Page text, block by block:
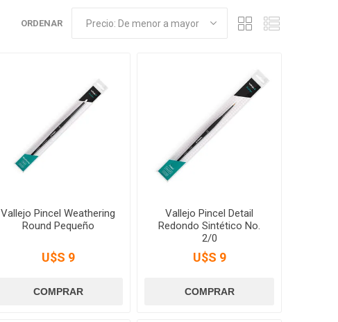
ORDENAR
Vallejo Pincel Weathering
Round Pequeño
U$S 9
Vallejo Pincel Detail
Redondo Sintético No.
2/0
U$S 9